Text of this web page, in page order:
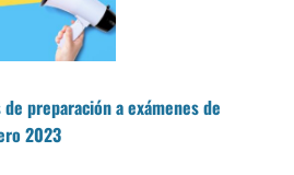
preparación a exámenes de
2023